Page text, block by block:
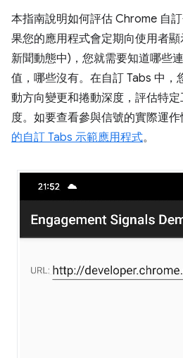
本指南說明如何評估 Chrome 自
果您的應用程式會定期向使用者
新聞動態中)，您就需要知道哪些
值，哪些沒有。在自訂 Tabs 中，
動方向變更和捲動深度，評估特
度。如要查看參與信號的實際運
的自訂 Tabs 示範應用程式。